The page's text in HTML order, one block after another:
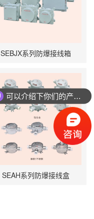
SEBJX系列防爆接线箱
SEAH系列防爆接线盒